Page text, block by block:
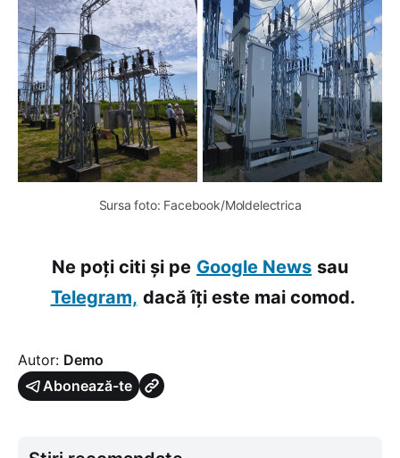
Sursa foto: Facebook/Moldelectrica
Ne poți citi și pe Google News sau
Telegram, dacă îți este mai comod.
Autor: Demo
Abonează-te